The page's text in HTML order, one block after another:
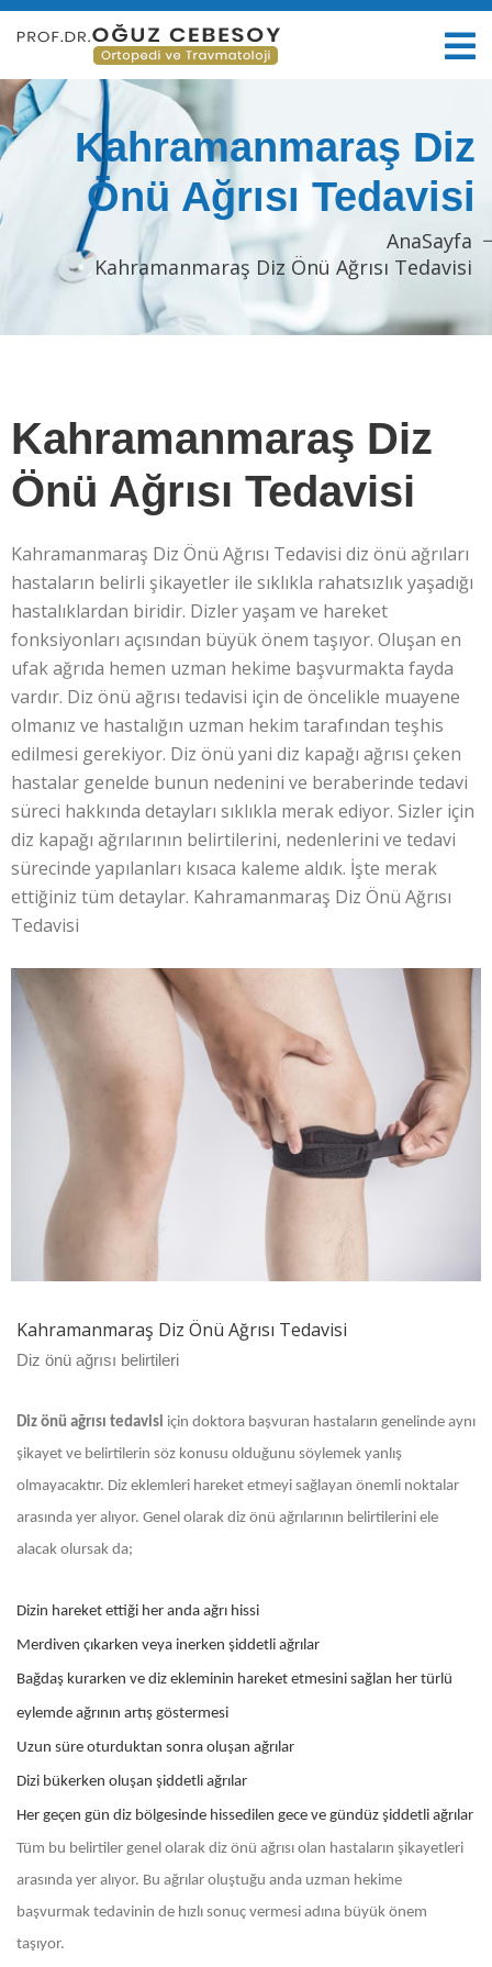
Kahramanmaraş Diz
Önü Ağrısı Tedavisi
AnaSayfa
Kahramanmaraş Diz Önü Ağrısı Tedavisi
Kahramanmaraş Diz
Önü Ağrısı Tedavisi
Kahramanmaraş Diz Önü Ağrısı Tedavisi diz önü ağrıları
hastaların belirli şikayetler ile sıklıkla rahatsızlık yaşadığı
hastalıklardan biridir. Dizler yaşam ve hareket
fonksiyonları açısından büyük önem taşıyor. Oluşan en
ufak ağrıda hemen uzman hekime başvurmakta fayda
vardır. Diz önü ağrısı tedavisi için de öncelikle muayene
olmanız ve hastalığın uzman hekim tarafından teşhis
edilmesi gerekiyor. Diz önü yani diz kapağı ağrısı çeken
hastalar genelde bunun nedenini ve beraberinde tedavi
süreci hakkında detayları sıklıkla merak ediyor. Sizler için
diz kapağı ağrılarının belirtilerini, nedenlerini ve tedavi
sürecinde yapılanları kısaca kaleme aldık. İşte merak
ettiğiniz tüm detaylar. Kahramanmaraş Diz Önü Ağrısı
Tedavisi
Kahramanmaraş Diz Önü Ağrısı Tedavisi
Diz önü ağrısı belirtileri
Diz önü ağrısı tedavisi için doktora başvuran hastaların genelinde aynı
şikayet ve belirtilerin söz konusu olduğunu söylemek yanlış
olmayacaktır. Diz eklemleri hareket etmeyi sağlayan önemli noktalar
arasında yer alıyor. Genel olarak diz önü ağrılarının belirtilerini ele
alacak olursak da;
Dizin hareket ettiği her anda ağrı hissi
Merdiven çıkarken veya inerken şiddetli ağrılar
Bağdaş kurarken ve diz ekleminin hareket etmesini sağlan her türlü
eylemde ağrının artış göstermesi
Uzun süre oturduktan sonra oluşan ağrılar
Dizi bükerken oluşan şiddetli ağrılar
Her geçen gün diz bölgesinde hissedilen gece ve gündüz şiddetli ağrılar
Tüm bu belirtiler genel olarak diz önü ağrısı olan hastaların şikayetleri
arasında yer alıyor. Bu ağrılar oluştuğu anda uzman hekime
başvurmak tedavinin de hızlı sonuç vermesi adına büyük önem
taşıyor.